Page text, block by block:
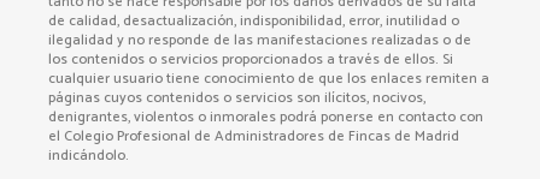
de calidad, desactualización, indisponibilidad, error, inutilidad o
ilegalidad y no responde de las manifestaciones realizadas o de
los contenidos o servicios proporcionados a través de ellos. Si
cualquier usuario tiene conocimiento de que los enlaces remiten a
páginas cuyos contenidos o servicios son ilícitos, nocivos,
denigrantes, violentos o inmorales podrá ponerse en contacto con
el Colegio Profesional de Administradores de Fincas de Madrid
indicándolo.